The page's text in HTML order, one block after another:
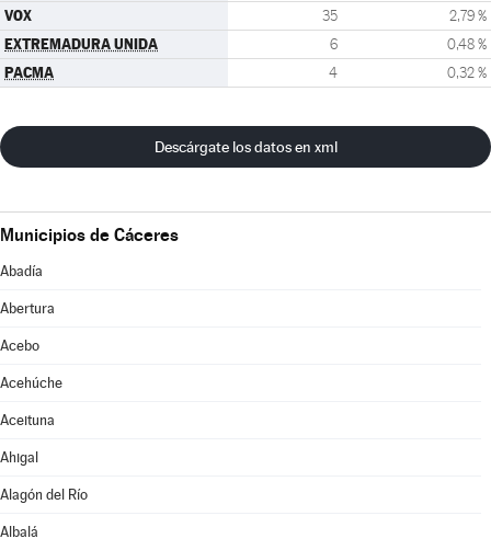
VOX 35 2,79 %
EXTREMADURA UNIDA 6 0,48 %
PACMA 4 0,32 %
Descárgate los datos en xml
Municipios de Cáceres
Abadía
Abertura
Acebo
Acehúche
Aceituna
Ahigal
Alagón del Río
Albalá